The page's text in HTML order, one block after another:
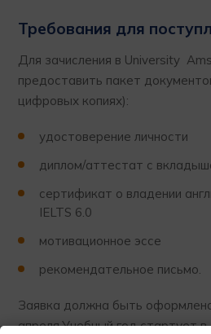
Требования для
Для зачисления в University
предоставить пакет
цифровых копиях):
удостоверение личности
диплом/аттестат с
сертификат о владении
IELTS 6.0
мотивационное эссе
рекомендательное письмо.
Заявка должна быть
апреля.Учебный год стартует